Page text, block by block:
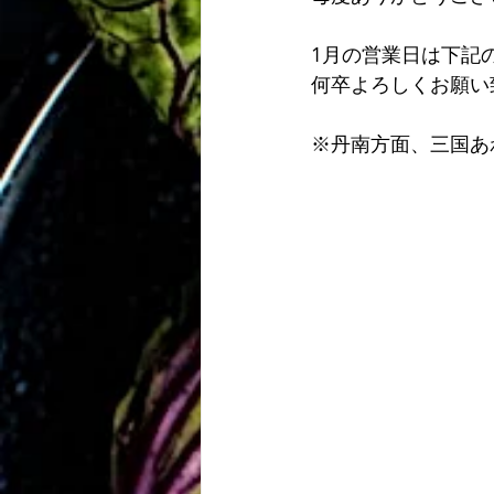
1月の営業日は下記
何卒よろしくお願
※丹南方面、三国あ